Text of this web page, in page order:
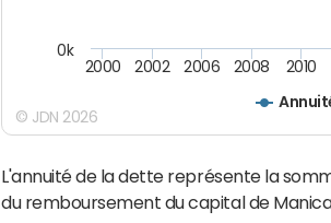
2000 2002 2006 2008 2010
0k
© JDN 2026
L'annuité de la dette représente la
du remboursement du capital de